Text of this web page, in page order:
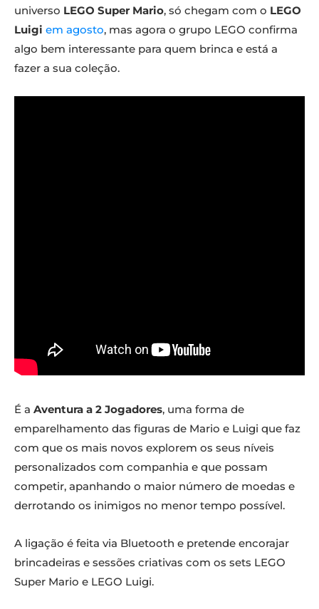
universo LEGO Super Mario, só chegam com o LEGO
Luigi em agosto, mas agora o grupo LEGO confirma
algo bem interessante para quem brinca e está a
fazer a sua coleção.
É a Aventura a 2 Jogadores, uma forma de
emparelhamento das figuras de Mario e Luigi que faz
com que os mais novos explorem os seus níveis
personalizados com companhia e que possam
competir, apanhando o maior número de moedas e
derrotando os inimigos no menor tempo possível.
A ligação é feita via Bluetooth e pretende encorajar
brincadeiras e sessões criativas com os sets LEGO
Super Mario e LEGO Luigi.